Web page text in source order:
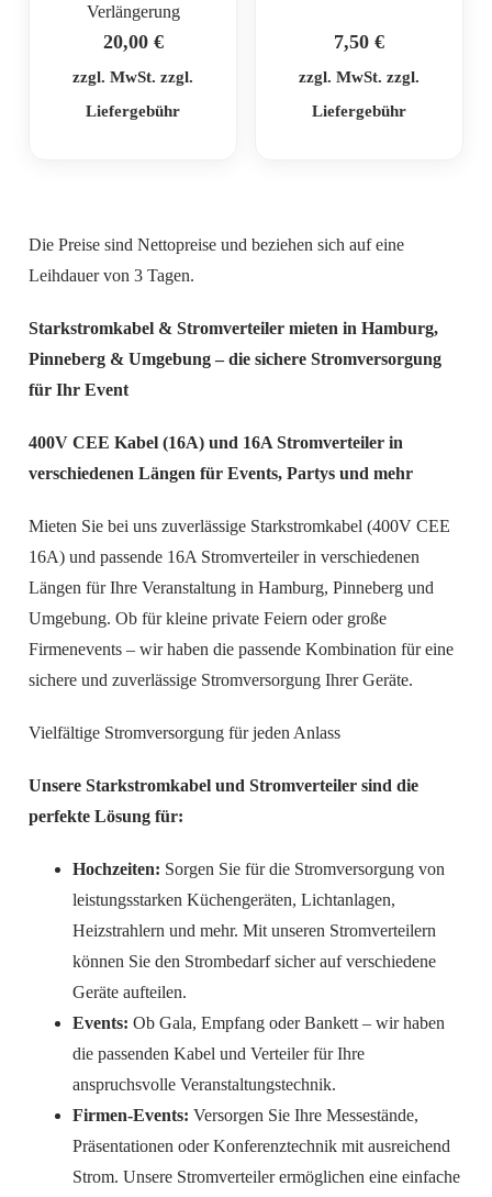
Verlängerung
20,00 €
zzgl. MwSt. zzgl.
Liefergebühr
7,50 €
zzgl. MwSt. zzgl.
Liefergebühr
Die Preise sind Nettopreise und beziehen sich auf eine
Leihdauer von 3 Tagen.
Starkstromkabel & Stromverteiler mieten in Hamburg,
Pinneberg & Umgebung – die sichere Stromversorgung
für Ihr Event
400V CEE Kabel (16A) und 16A Stromverteiler in
verschiedenen Längen für Events, Partys und mehr
Mieten Sie bei uns zuverlässige Starkstromkabel (400V CEE
16A) und passende 16A Stromverteiler in verschiedenen
Längen für Ihre Veranstaltung in Hamburg, Pinneberg und
Umgebung. Ob für kleine private Feiern oder große
Firmenevents – wir haben die passende Kombination für eine
sichere und zuverlässige Stromversorgung Ihrer Geräte.
Vielfältige Stromversorgung für jeden Anlass
Unsere Starkstromkabel und Stromverteiler sind die
perfekte Lösung für:
Hochzeiten: Sorgen Sie für die Stromversorgung von
leistungsstarken Küchengeräten, Lichtanlagen,
Heizstrahlern und mehr. Mit unseren Stromverteilern
können Sie den Strombedarf sicher auf verschiedene
Geräte aufteilen.
Events: Ob Gala, Empfang oder Bankett – wir haben
die passenden Kabel und Verteiler für Ihre
anspruchsvolle Veranstaltungstechnik.
Firmen-Events: Versorgen Sie Ihre Messestände,
Präsentationen oder Konferenztechnik mit ausreichend
Strom. Unsere Stromverteiler ermöglichen eine einfache